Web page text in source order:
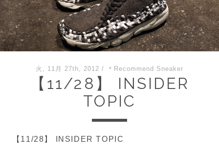
火, 11月 27th, 2012 / ＊Recommend Sneaker
【11/28】 INSIDER
TOPIC
【11/28】 INSIDER TOPIC